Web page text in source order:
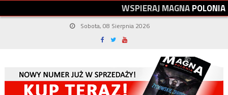
WSPIERAJMAGNAPOLONIA
Sobota, 08 Sierpnia 2026